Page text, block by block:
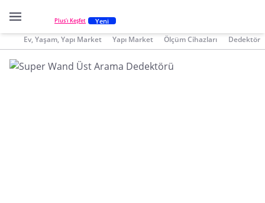
Plus'ı Keşfet Yeni
Ev, Yaşam, Yapı Market Yapı Market Ölçüm Cihazları Dedektör